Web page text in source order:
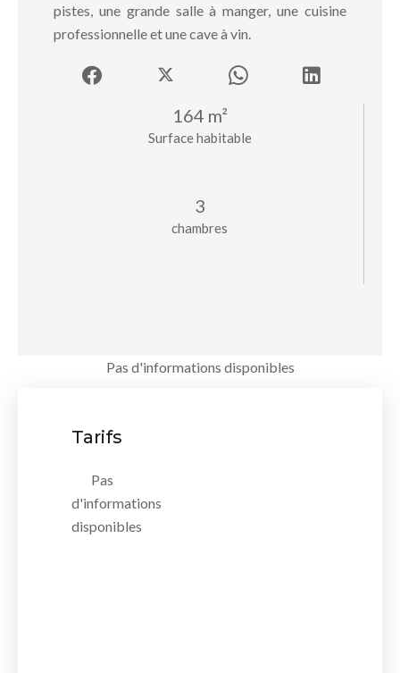
Surface habitable
164 m²
chambres
3
pistes, une grande salle à manger, une cuisine
professionnelle et une cave à vin.
Pas d'informations disponibles
Tarifs
Pas
d'informations
disponibles